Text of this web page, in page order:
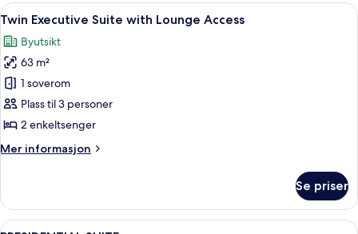
Åpne
alle
bildene
av
Twin
Executive
Suite
Lounge
Sengetøy av topp kvalitet,
7
Twin Executive Suite with Lounge Access
Byutsikt
63 m²
1 soverom
Plass til 3 personer
2 enkeltsenger
Mer informasjon
Mer
Executive
Suite
Se priser
Åpne PRESIDENTIAL SUITE |